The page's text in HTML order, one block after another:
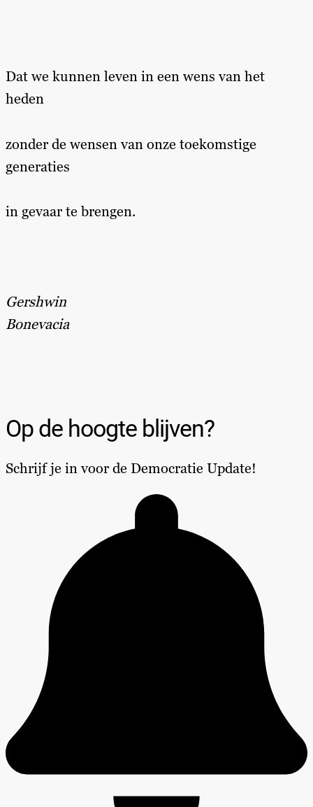
Dat we kunnen leven in een wens van het
heden
zonder de wensen van onze toekomstige
generaties
in gevaar te brengen.
Gershwin
Bonevacia
Op de hoogte blijven?
Schrijf je in voor de Democratie Update!